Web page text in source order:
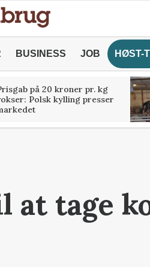
BUSINESS JOB HØST-
på 20 kroner pr. kg
Polsk kylling presser
at tage